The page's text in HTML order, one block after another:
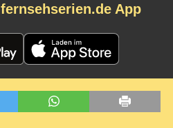
fernsehserien.de App